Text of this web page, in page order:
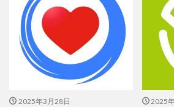
健康を管理することは日常生活でめちゃ
2025年3月28日
2025